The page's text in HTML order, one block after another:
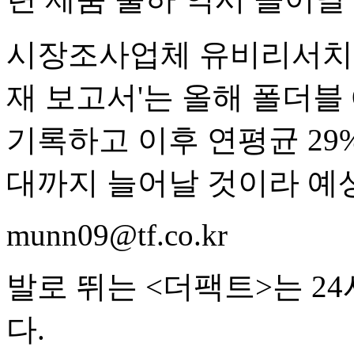
시장조사업체 유비리서
재 보고서'는 올해 폴더
기록하고 이후 연평균
대까지 늘어날 것이라 예
munn09@tf.co.kr
발로 뛰는 <더팩트>는
다.